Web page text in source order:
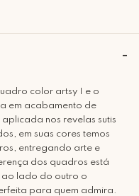
color artsy I e o
em acabamento de
nos revelas sutis
em suas cores temos
entregando arte e
dos quadros está
ao lado do outro o
para quem admira.